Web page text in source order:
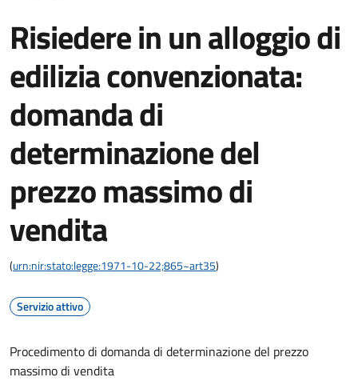
Risiedere in un alloggio di
edilizia convenzionata:
domanda di
determinazione del
prezzo massimo di
vendita
(urn:nir:stato:legge:1971-10-22;865~art35)
Servizio attivo
Procedimento di domanda di determinazione del prezzo
massimo di vendita